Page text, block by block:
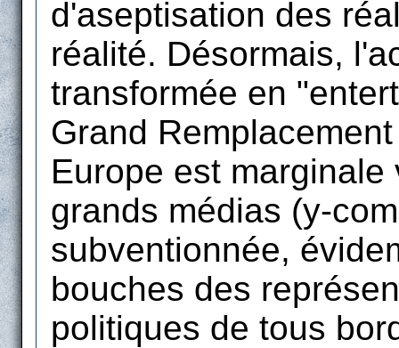
d'aseptisation des
réalité. Désormais,
transformée en
Grand
Europe est
grands médias (y-
subventionnée,
bouches des
politiques de tous